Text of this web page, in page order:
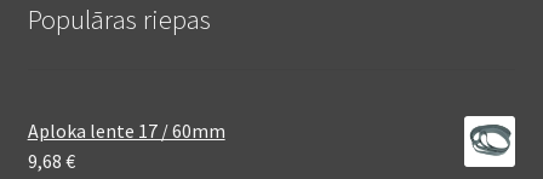
Populāras riepas
Aploka lente 17 / 60mm
9,68 €